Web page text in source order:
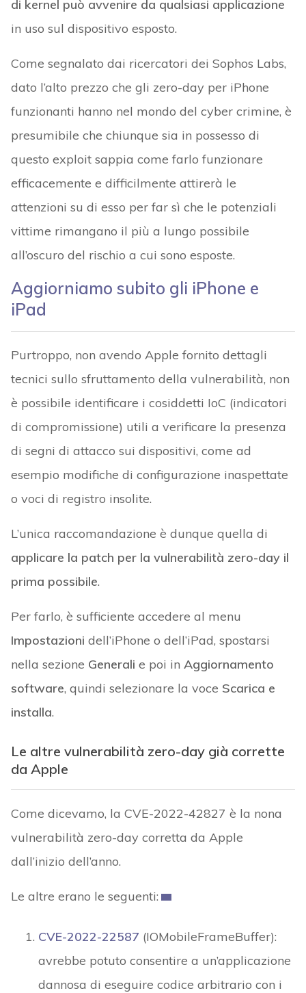
di kernel può avvenire da qualsiasi applicazione
in uso sul dispositivo esposto.
Come segnalato dai ricercatori dei Sophos Labs,
dato l’alto prezzo che gli zero-day per iPhone
funzionanti hanno nel mondo del cyber crimine, è
presumibile che chiunque sia in possesso di
questo exploit sappia come farlo funzionare
efficacemente e difficilmente attirerà le
attenzioni su di esso per far sì che le potenziali
vittime rimangano il più a lungo possibile
all’oscuro del rischio a cui sono esposte.
Aggiorniamo subito gli iPhone e
iPad
Purtroppo, non avendo Apple fornito dettagli
tecnici sullo sfruttamento della vulnerabilità, non
è possibile identificare i cosiddetti IoC (indicatori
di compromissione) utili a verificare la presenza
di segni di attacco sui dispositivi, come ad
esempio modifiche di configurazione inaspettate
o voci di registro insolite.
L’unica raccomandazione è dunque quella di
applicare la patch per la vulnerabilità zero-day il
prima possibile.
Per farlo, è sufficiente accedere al menu
Impostazioni dell’iPhone o dell’iPad, spostarsi
nella sezione Generali e poi in Aggiornamento
software, quindi selezionare la voce Scarica e
installa.
Le altre vulnerabilità zero-day già corrette
da Apple
Come dicevamo, la CVE-2022-42827 è la nona
vulnerabilità zero-day corretta da Apple
dall’inizio dell’anno.
Le altre erano le seguenti:
CVE-2022-22587 (IOMobileFrameBuffer):
avrebbe potuto consentire a un’applicazione
dannosa di eseguire codice arbitrario con i